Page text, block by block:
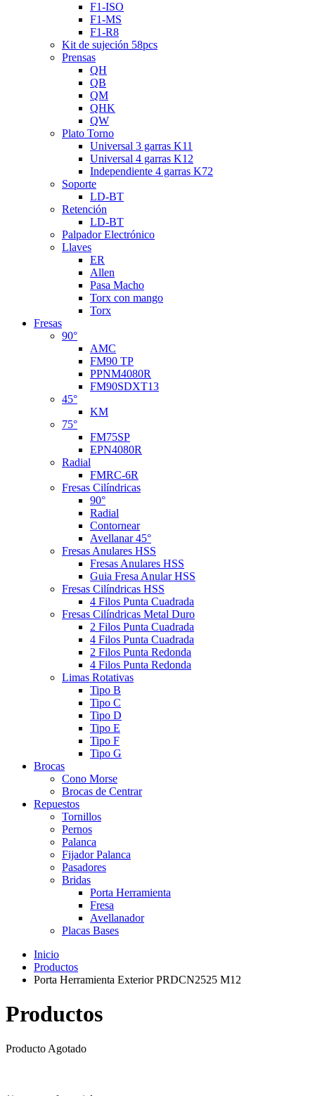
F1-ISO
F1-MS
F1-R8
Kit de sujeción 58pcs
Prensas
QH
QB
QM
QHK
QW
Plato Torno
Universal 3 garras K11
Universal 4 garras K12
Independiente 4 garras K72
Soporte
LD-BT
Retención
LD-BT
Palpador Electrónico
Llaves
ER
Allen
Pasa Macho
Torx con mango
Torx
Fresas
90°
AMC
FM90 TP
PPNM4080R
FM90SDXT13
45°
KM
75°
FM75SP
EPN4080R
Radial
FMRC-6R
Fresas Cilíndricas
90°
Radial
Contornear
Avellanar 45°
Fresas Anulares HSS
Fresas Anulares HSS
Guia Fresa Anular HSS
Fresas Cilíndricas HSS
4 Filos Punta Cuadrada
Fresas Cilíndricas Metal Duro
2 Filos Punta Cuadrada
4 Filos Punta Cuadrada
2 Filos Punta Redonda
4 Filos Punta Redonda
Limas Rotativas
Tipo B
Tipo C
Tipo D
Tipo E
Tipo F
Tipo G
Brocas
Cono Morse
Brocas de Centrar
Repuestos
Tornillos
Pernos
Palanca
Fijador Palanca
Pasadores
Bridas
Porta Herramienta
Fresa
Avellanador
Placas Bases
Inicio
Productos
Porta Herramienta Exterior PRDCN2525 M12
Productos
Producto Agotado